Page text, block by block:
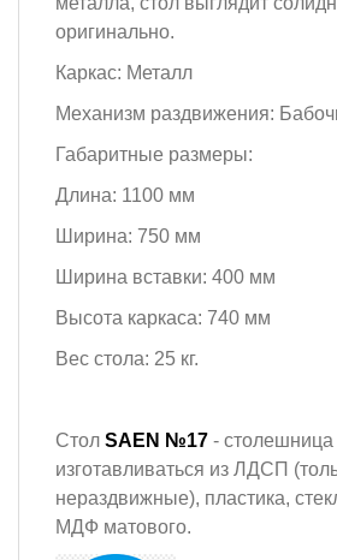
оригинально.
Каркас: Металл
Механизм раздвижения:
Габаритные размеры:
Длина: 1100 мм
Ширина: 750 мм
Ширина вставки: 400 мм
Высота каркаса: 740 мм
Вес стола: 25 кг.
Стол SAEN №17 -
изготавливаться из ЛДСП
нераздвижные), пластика,
МДФ матового.